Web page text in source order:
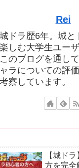
Rei
城ドラ歴6年。城と
楽しむ大学生ユーザ
このブログを通し
ャラについての評
考察しています。
【城ド
方を完全